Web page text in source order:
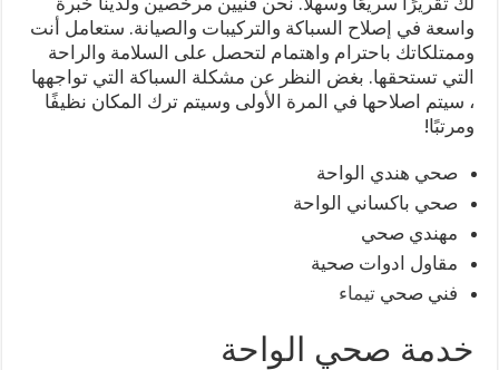
واسعة في إصلاح السباكة والتركيبات والصيانة. ستعامل أنت
وممتلكاتك باحترام واهتمام لتحصل على السلامة والراحة
التي تستحقها. بغض النظر عن مشكلة السباكة التي تواجهها
، سيتم اصلاحها في المرة الأولى وسيتم ترك المكان نظيفًا
ومرتبًا!
صحي هندي الواحة
صحي باكساني الواحة
مهندي صحي
مقاول ادوات صحية
فني صحيتيماء
خدمة صحي الواحة